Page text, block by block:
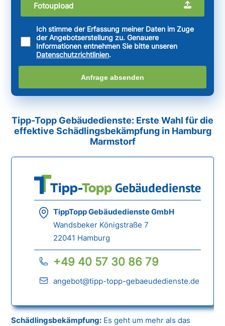
Fotoupload
Ich stimme der Erfassung meiner Daten im Zuge
der Angebotserstellung zu. Genauere
Informationen entnehmen Sie bitte unseren
Datenschutzrichtlinien.
Anfrage absenden
Tipp-Topp Gebäudedienste: Erste Wahl für die
effektive Schädlingsbekämpfung in Hamburg
Marmstorf
TippTopp Gebäudedienste GmbH
Wandsbeker Königstraße 7
22041 Hamburg
+49 40 57 30 86 79
angebot@tipp-topp-gebaeudedienste.de
Schädlingsbekämpfung: Es geht um mehr als das